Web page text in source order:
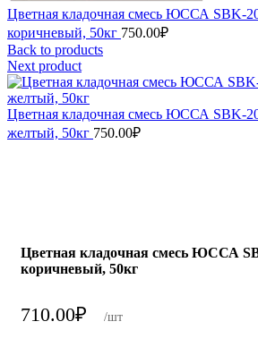
Цветная кладочная смесь ЮССА SBK-
коричневый, 50кг 750.00₽
Back to products
Next product
Цветная кладочная смесь ЮССА SBK-
желтый, 50кг 750.00₽
Цветная кладочная смесь ЮССА
коричневый, 50кг
710.00₽ /шт